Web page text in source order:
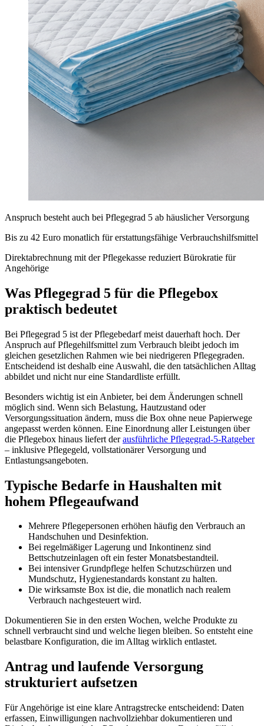
Anspruch besteht auch bei Pflegegrad 5 ab häuslicher Versorgung
Bis zu 42 Euro monatlich für erstattungsfähige Verbrauchshilfsmittel
Direktabrechnung mit der Pflegekasse reduziert Bürokratie für
Angehörige
Was Pflegegrad 5 für die Pflegebox
praktisch bedeutet
Bei Pflegegrad 5 ist der Pflegebedarf meist dauerhaft hoch. Der
Anspruch auf Pflegehilfsmittel zum Verbrauch bleibt jedoch im
gleichen gesetzlichen Rahmen wie bei niedrigeren Pflegegraden.
Entscheidend ist deshalb eine Auswahl, die den tatsächlichen Alltag
abbildet und nicht nur eine Standardliste erfüllt.
Besonders wichtig ist ein Anbieter, bei dem Änderungen schnell
möglich sind. Wenn sich Belastung, Hautzustand oder
Versorgungssituation ändern, muss die Box ohne neue Papierwege
angepasst werden können. Eine Einordnung aller Leistungen über
die Pflegebox hinaus liefert derausführliche Pflegegrad-5-Ratgeber
– inklusive Pflegegeld, vollstationärer Versorgung und
Entlastungsangeboten.
Typische Bedarfe in Haushalten mit
hohem Pflegeaufwand
Mehrere Pflegepersonen erhöhen häufig den Verbrauch an
Handschuhen und Desinfektion.
Bei regelmäßiger Lagerung und Inkontinenz sind
Bettschutzeinlagen oft ein fester Monatsbestandteil.
Bei intensiver Grundpflege helfen Schutzschürzen und
Mundschutz, Hygienestandards konstant zu halten.
Die wirksamste Box ist die, die monatlich nach realem
Verbrauch nachgesteuert wird.
Dokumentieren Sie in den ersten Wochen, welche Produkte zu
schnell verbraucht sind und welche liegen bleiben. So entsteht eine
belastbare Konfiguration, die im Alltag wirklich entlastet.
Antrag und laufende Versorgung
strukturiert aufsetzen
Für Angehörige ist eine klare Antragstrecke entscheidend: Daten
erfassen, Einwilligungen nachvollziehbar dokumentieren und